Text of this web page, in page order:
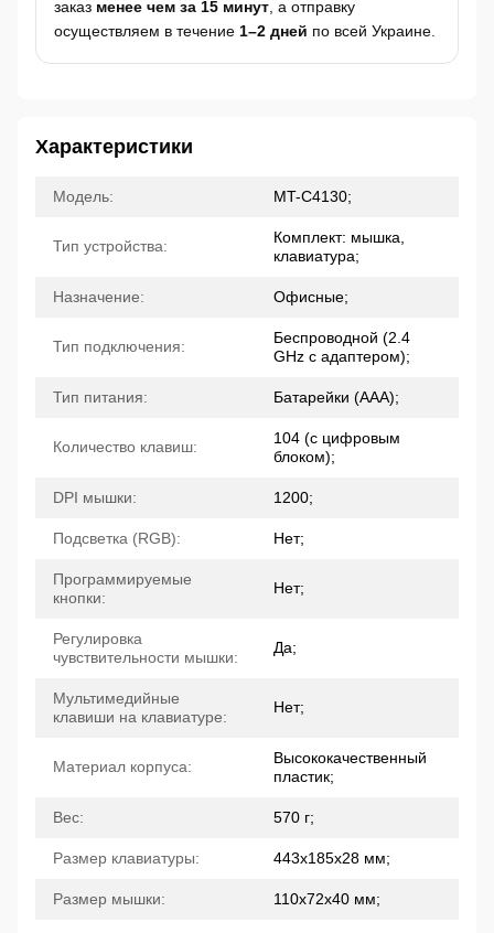
заказ менее чем за 15 минут , а отправку
осуществляем в течение 1–2 дней по всей Украине.
Характеристики
Модель: MT-C4130;
Тип устройства:
Комплект: мышка,
клавиатура;
Назначение: Офисные;
Тип подключения:
Беспроводной (2.4
GHz с адаптером);
Тип питания: Батарейки (ААА);
Количество клавиш:
104 (с цифровым
блоком);
DPI мышки: 1200;
Подсветка (RGB): Нет;
Программируемые
кнопки:
Нет;
Регулировка
чувствительности мышки:
Да;
Мультимедийные
клавиши на клавиатуре:
Нет;
Материал корпуса:
Высококачественный
пластик;
Вес: 570 г;
Размер клавиатуры: 443x185x28 мм;
Размер мышки: 110x72x40 мм;